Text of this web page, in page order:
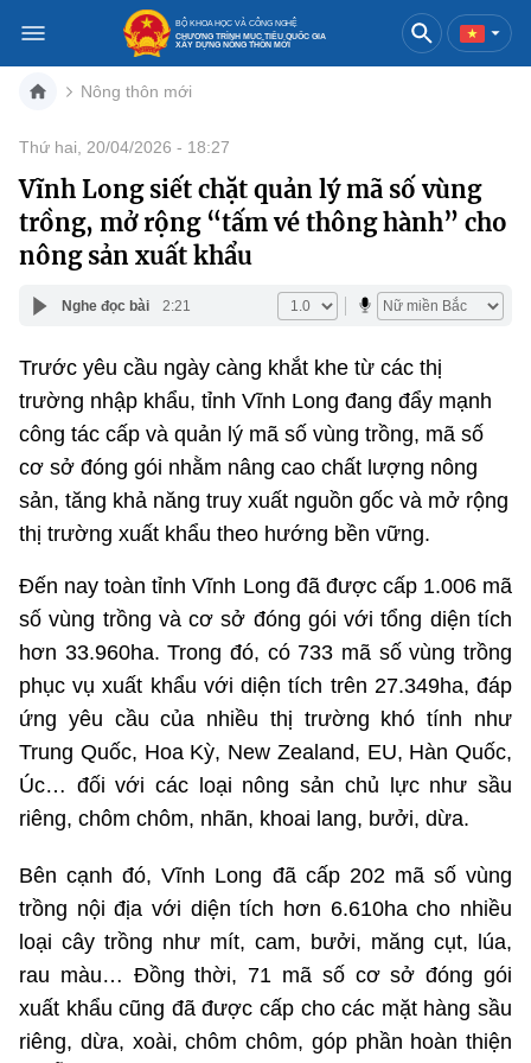
BỘ KHOA HỌC VÀ CÔNG NGHỆ
CHƯƠNG TRÌNH MỤC TIÊU QUỐC GIA
XÂY DỰNG NÔNG THÔN MỚI
Danh mục
Trang chủ
Địa phương tiêu biểu
Multimedia
Chính sách
Chọn ngôn ngữ
Việt Nam English
TRUNG TÂM THÔNG TIN
Liên hệ
banbientap@mic.gov.vn
Ban Biên tập Cổng TTĐT - 18 Nguyễn Du, TP. Hà Nội
Theo dõi MIC trên
Nông thôn mới
Thứ hai, 20/04/2026 - 18:27
Vĩnh Long siết chặt quản lý mã số vùng
trồng, mở rộng “tấm vé thông hành” cho
nông sản xuất khẩu
Nghe đọc bài 2:21
Trước yêu cầu ngày càng khắt khe từ các thị
trường nhập khẩu, tỉnh Vĩnh Long đang đẩy mạnh
công tác cấp và quản lý mã số vùng trồng, mã số
cơ sở đóng gói nhằm nâng cao chất lượng nông
sản, tăng khả năng truy xuất nguồn gốc và mở rộng
thị trường xuất khẩu theo hướng bền vững.
Đến nay toàn tỉnh Vĩnh Long đã được cấp 1.006 mã
số vùng trồng và cơ sở đóng gói với tổng diện tích
hơn 33.960ha. Trong đó, có 733 mã số vùng trồng
phục vụ xuất khẩu với diện tích trên 27.349ha, đáp
ứng yêu cầu của nhiều thị trường khó tính như
Trung Quốc, Hoa Kỳ, New Zealand, EU, Hàn Quốc,
Úc… đối với các loại nông sản chủ lực như sầu
riêng, chôm chôm, nhãn, khoai lang, bưởi, dừa.
Bên cạnh đó, Vĩnh Long đã cấp 202 mã số vùng
trồng nội địa với diện tích hơn 6.610ha cho nhiều
loại cây trồng như mít, cam, bưởi, măng cụt, lúa,
rau màu… Đồng thời, 71 mã số cơ sở đóng gói
xuất khẩu cũng đã được cấp cho các mặt hàng sầu
riêng, dừa, xoài, chôm chôm, góp phần hoàn thiện